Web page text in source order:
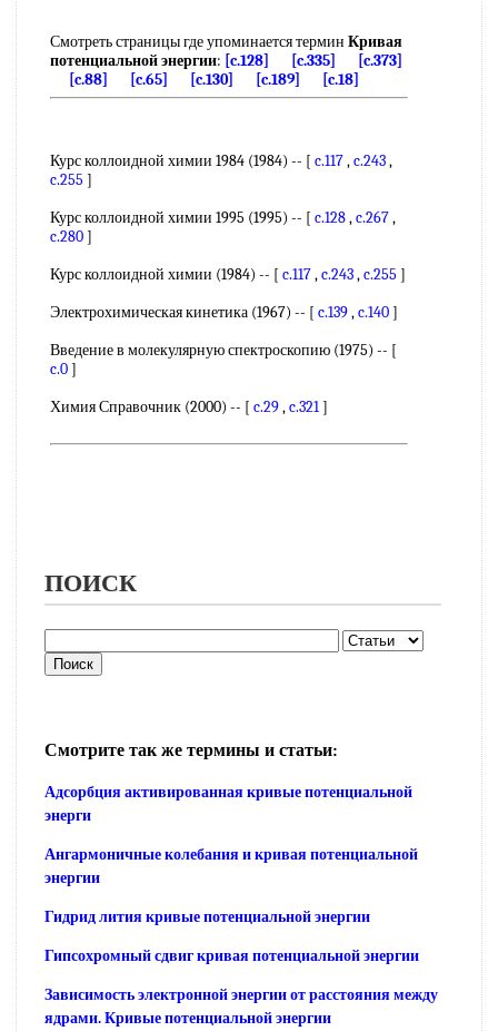
Смотреть страницы где упоминается термин Кривая
потенциальной энергии: [c.128] [c.335]
[c.373]
[c.88]
[c.65] [c.130] [c.189] [c.18]
Курс коллоидной химии 1984 (1984) -- [ c.117,c.243,
c.255 ]
Курс коллоидной химии 1995 (1995) -- [ c.128,c.267,
c.280]
Курс коллоидной химии (1984) -- [ c.117,c.243,c.255 ]
Электрохимическая кинетика (1967) -- [ c.139,c.140]
Введение в молекулярную спектроскопию (1975) -- [
c.0]
Химия Справочник (2000) -- [ c.29,c.321]
ПОИСК
Смотрите так же термины и статьи:
Адсорбция активированная кривые потенциальной
энерги
Ангармоничные колебания и кривая потенциальной
энергии
Гидрид лития кривые потенциальной энергии
Гипсохромный сдвиг кривая потенциальной энергии
Зависимость электронной энергии от расстояния между
ядрами. Кривые потенциальной энергии